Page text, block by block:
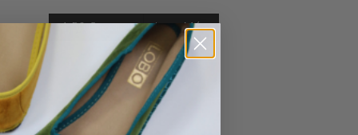
4,50€ IVA Incl. Leer Más